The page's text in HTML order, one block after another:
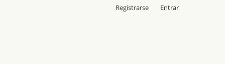
Registrarse Entrar